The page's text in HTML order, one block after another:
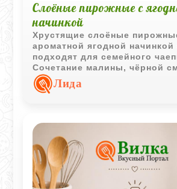
Слоёные пирожные с
начинкой
Хрустящие слоёные
ароматной ягодной начинкой
подходят для семейного
Сочетание малины, чёрной
варенья делает десерт ярким
насыщенным по вкусу.
Лида